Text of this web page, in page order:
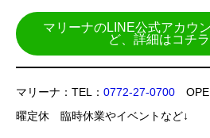
マリーナのLINE公式アカウ
ど、詳細はコチラ
マリーナ：TEL： 0772-27-0700
曜定休 臨時休業やイベントなど↓